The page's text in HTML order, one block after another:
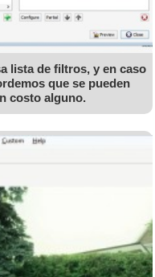
lista de filtros, y en caso
que se pueden
costo alguno.